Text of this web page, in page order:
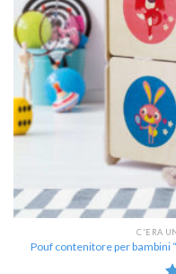
C'ERA
Pouf contenitore per bambini